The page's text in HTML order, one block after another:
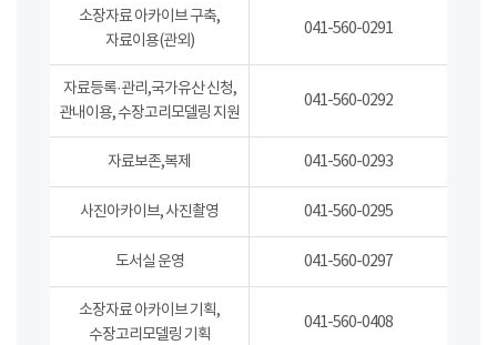
소장자료 아카이브 구축,
자료이용(관외)
041-560-0291
자료등록·관리,국가유산 신청,
관내이용, 수장고리모델링 지원
041-560-0292
자료보존,복제 041-560-0293
사진아카이브, 사진촬영 041-560-0295
도서실 운영 041-560-0297
소장자료 아카이브 기획,
수장고리모델링 기획
041-560-0408